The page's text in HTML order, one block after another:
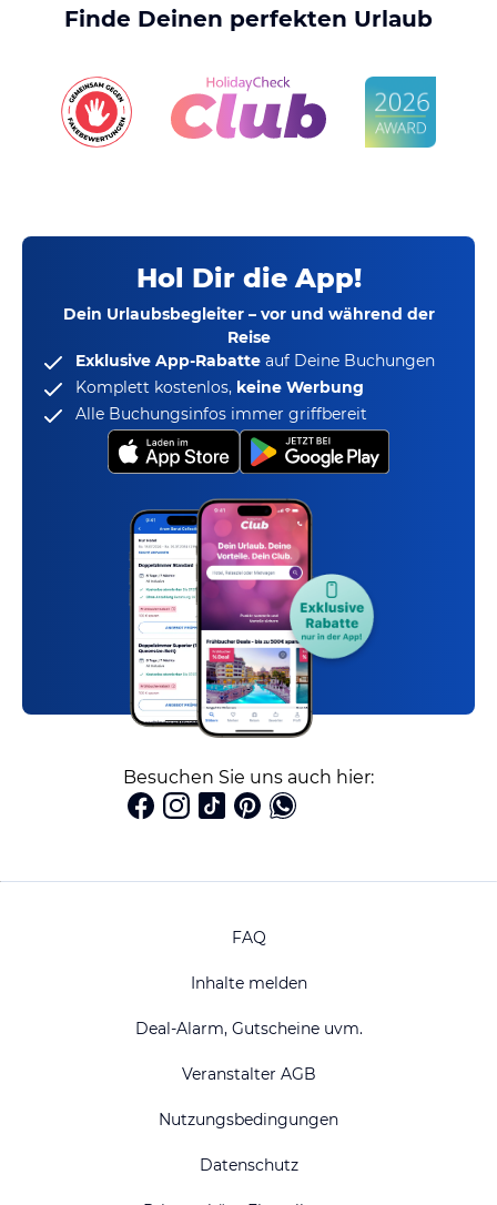
Finde Deinen perfekten Urlaub
Hol Dir die App!
Dein Urlaubsbegleiter – vor und während der
Reise
Exklusive App-Rabatte auf Deine Buchungen
Komplett kostenlos, keine Werbung
Alle Buchungsinfos immer griffbereit
Besuchen Sie uns auch hier:
FAQ
Inhalte melden
Deal-Alarm, Gutscheine uvm.
Veranstalter AGB
Nutzungsbedingungen
Datenschutz